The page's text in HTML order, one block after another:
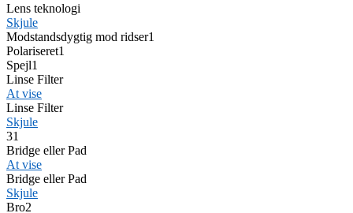
Lens teknologi
Skjule
Modstandsdygtig mod ridser1
Polariseret1
Spejl1
Linse Filter
At vise
Linse Filter
Skjule
31
Bridge eller Pad
At vise
Bridge eller Pad
Skjule
Bro2